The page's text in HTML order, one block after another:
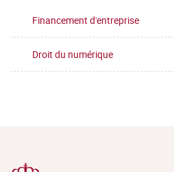
Financement d'entreprise
Droit du numérique